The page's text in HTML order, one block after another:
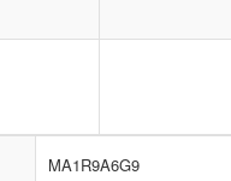
MA1R9A6G9